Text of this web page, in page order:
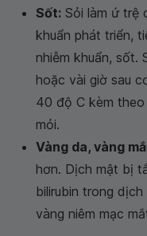
Sốt: Sỏi làm ứ trệ
khuẩn phát triển,
nhiễm khuẩn, sốt.
hoặc vài giờ sau
40 độ C kèm
mỏi.
Vàng da, vàng
hơn. Dịch mật bị
bilirubin trong
vàng niêm mạc